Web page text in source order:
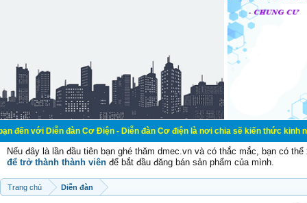
đàn Cơ Điện - Diễn đàn Cơ điện là nơi chia sẽ kiến thức kinh nghiệm
Nếu đây là lần đầu tiên bạn ghé thăm dmec.vn và có thắc mắc, bạn có
để trở thành thành viên để bắt đầu đăng bán sản phẩm của mình.
Trang chủ Diễn đàn